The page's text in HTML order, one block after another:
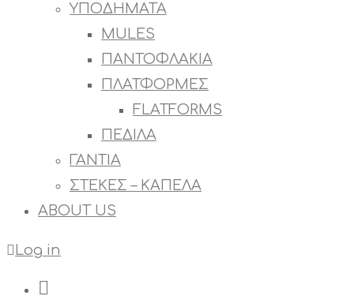
ΥΠΟΔΗΜΑΤΑ
MULES
ΠΑΝΤΟΦΛΑΚΙΑ
ΠΛΑΤΦΟΡΜΕΣ
FLATFORMS
ΠΕΔΙΛΑ
ΓΑΝΤΙΑ
ΣΤΕΚΕΣ – ΚΑΠΕΛΑ
ABOUT US
Log in